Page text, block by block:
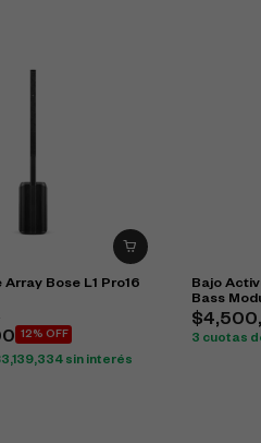
Bose L1 Pro16
12% OFF
3,139,334 sin interés
Bajo
Bass
$
3 cuotas